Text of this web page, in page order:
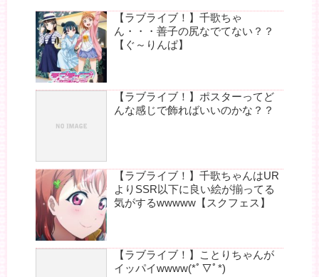
【ラブライブ！】千歌ちゃ
ん・・・善子の尻なでてない？？
【ぐ～りんぱ】
【ラブライブ！】ポスターってど
んな感じで飾ればいいのかな？？
【ラブライブ！】千歌ちゃんはUR
よりSSR以下に良い絵が揃ってる
気がするwwwww【スクフェス】
【ラブライブ！】ことりちゃんが
イッパイwwww(*ﾟ▽ﾟ*)